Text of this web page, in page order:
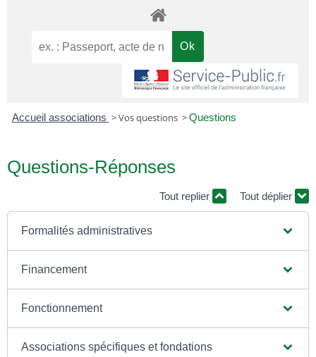
Accueil associations >Vos questions > Questions
Questions-Réponses
Tout replier Tout déplier
Formalités administratives
Financement
Fonctionnement
Associations spécifiques et fondations